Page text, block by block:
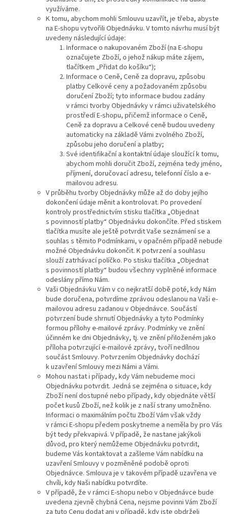
využíváme.
K tomu, abychom mohli Smlouvu uzavřít, je třeba, abyste
na E-shopu vytvořili Objednávku. V tomto návrhu musí být
uvedeny následující údaje:
Informace o nakupovaném Zboží (na E-shopu
označujete Zboží, o jehož nákup máte zájem,
tlačítkem „Přidat do košíku“);
Informace o Ceně, Ceně za dopravu, způsobu
platby Celkové ceny a požadovaném způsobu
doručení Zboží; tyto informace budou zadány
v rámci tvorby Objednávky v rámci uživatelského
prostředí E-shopu, přičemž informace o Ceně,
Ceně za dopravu a Celkové ceně budou uvedeny
automaticky na základě Vámi zvolného Zboží,
způsobu jeho doručení a platby;
Své identifikační a kontaktní údaje sloužící k tomu,
abychom mohli doručit Zboží, zejména tedy jméno,
příjmení, doručovací adresu, telefonní číslo a e-
mailovou adresu.
V průběhu tvorby Objednávky může až do doby jejího
dokončení údaje měnit a kontrolovat. Po provedení
kontroly prostřednictvím stisku tlačítka „Objednat
s povinností platby“ Objednávku dokončíte. Před stiskem
tlačítka musíte ale ještě potvrdit Vaše seznámení se a
souhlas s těmito Podmínkami, v opačném případě nebude
možné Objednávku dokončit. K potvrzení a souhlasu
slouží zatrhávací políčko. Po stisku tlačítka „Objednat
s povinností platby“ budou všechny vyplněné informace
odeslány přímo Nám.
Vaši Objednávku Vám v co nejkratší době poté, kdy Nám
bude doručena, potvrdíme zprávou odeslanou na Vaši e-
mailovou adresu zadanou v Objednávce. Součástí
potvrzení bude shrnutí Objednávky a tyto Podmínky
formou přílohy e-mailové zprávy. Podmínky ve znění
účinném ke dni Objednávky, tj. ve znění přiloženém jako
příloha potvrzující e-mailové zprávy, tvoří nedílnou
součást Smlouvy. Potvrzením Objednávky dochází
k uzavření Smlouvy mezi Námi a Vámi.
Mohou nastat i případy, kdy Vám nebudeme moci
Objednávku potvrdit. Jedná se zejména o situace, kdy
Zboží není dostupné nebo případy, kdy objednáte větší
počet kusů Zboží, než kolik je z naší strany umožněno.
Informaci o maximálním počtu Zboží Vám však vždy
v rámci E-shopu předem poskytneme a neměla by pro Vás
být tedy překvapivá. V případě, že nastane jakýkoli
důvod, pro který nemůžeme Objednávku potvrdit,
budeme Vás kontaktovat a zašleme Vám nabídku na
uzavření Smlouvy v pozměněné podobě oproti
Objednávce. Smlouva je v takovém případě uzavřena ve
chvíli, kdy Naši nabídku potvrdíte.
V případě, že v rámci E-shopu nebo v Objednávce bude
uvedena zjevně chybná Cena, nejsme povinni Vám Zboží